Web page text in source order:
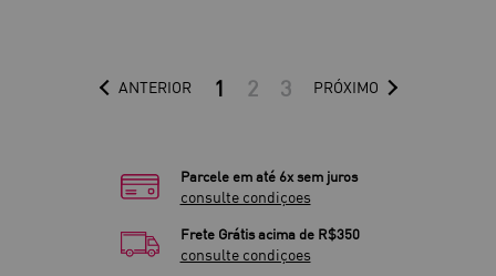
ANTERIOR 1 2 3 PRÓXIMO
Parcele em até 6x sem juros
consulte condiçoes
Frete Grátis acima de R$350
consulte condiçoes